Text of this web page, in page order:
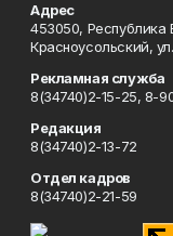
Адрес
453050, Республика
Красноусольский,
Рекламная служба
8(34740)2-15-25, 8-
Редакция
8(34740)2-13-72
Отдел кадров
8(34740)2-21-59